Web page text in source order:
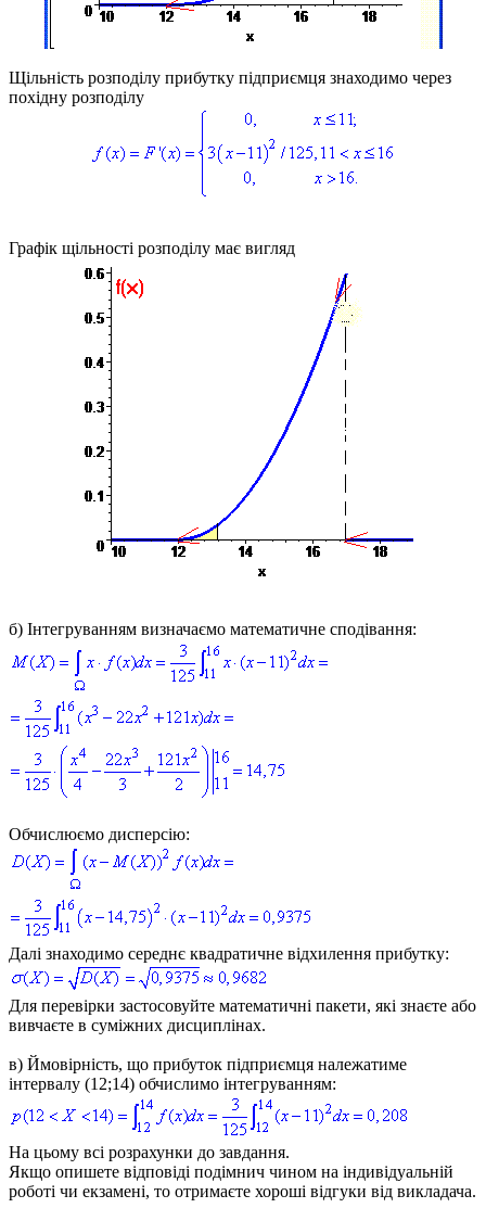
Щільність розподілу прибутку підприємця знаходимо через
похідну розподілу
Графік щільності розподілу має вигляд
б) Інтегруванням визначаємо математичне сподівання:
Обчислюємо дисперсію:
Далі знаходимо середнє квадратичне відхилення прибутку:
Для перевірки застосовуйте математичні пакети, які знаєте або
вивчаєте в суміжних дисциплінах.
в) Ймовірність, що прибуток підприємця належатиме
інтервалу (12;14) обчислимо інтегруванням:
На цьому всі розрахунки до завдання.
Якщо опишете відповіді подімнич чином на індивідуальній
роботі чи екзамені, то отримаєте хороші відгуки від викладача.